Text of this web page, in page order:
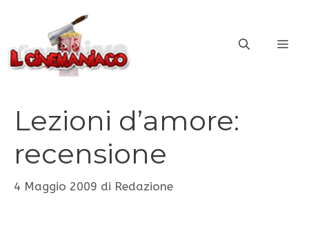
contenuto
Lezioni d’amore:
recensione
4 Maggio 2009 di Redazione